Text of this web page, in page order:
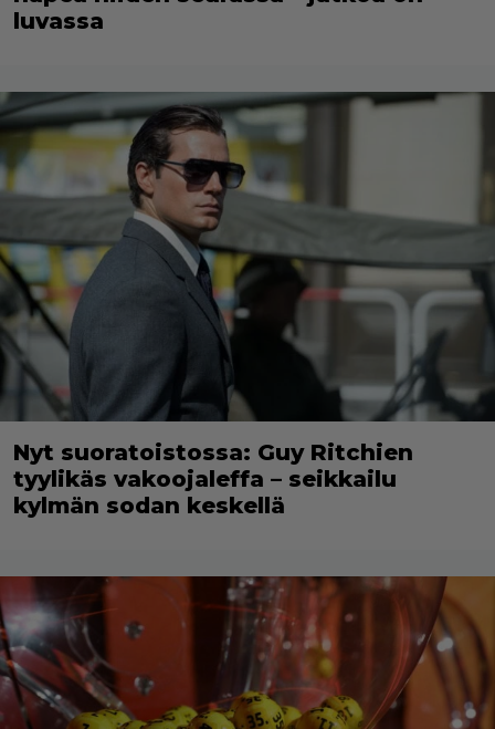
luvassa
Nyt suoratoistossa: Guy Ritchien
tyylikäs vakoojaleffa – seikkailu
kylmän sodan keskellä